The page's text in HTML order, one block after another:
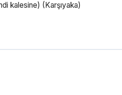
kalesine) (Karşıyaka)